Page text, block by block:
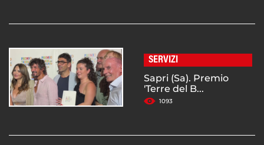
SERVIZI
Sapri (Sa). Premio
'Terre del B...
1093